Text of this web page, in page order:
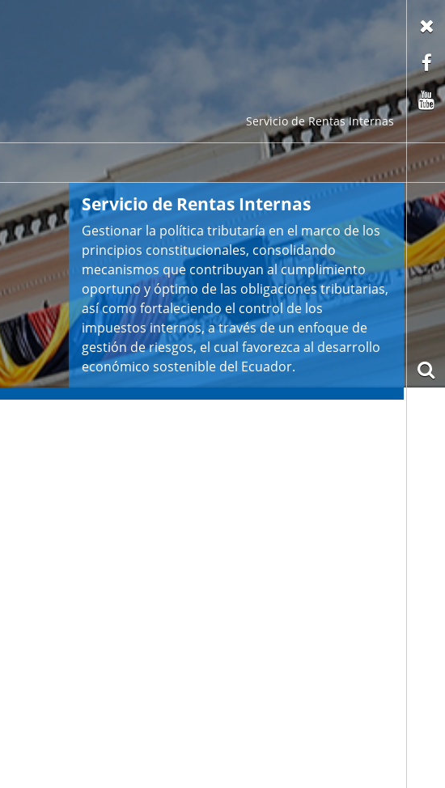
Servicio de Rentas Internas
Servicio de Rentas Internas
Gestionar la política tributaría en el marco de los
principios constitucionales, consolidando
mecanismos que contribuyan al cumplimiento
oportuno y óptimo de las obligaciones tributarias,
así como fortaleciendo el control de los
impuestos internos, a través de un enfoque de
gestión de riesgos, el cual favorezca al desarrollo
económico sostenible del Ecuador.